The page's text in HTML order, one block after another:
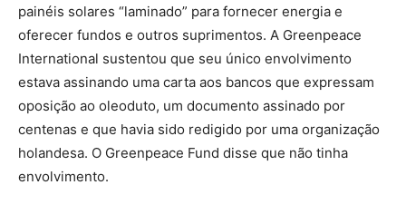
painéis solares “laminado” para fornecer energia e
oferecer fundos e outros suprimentos. A Greenpeace
International sustentou que seu único envolvimento
estava assinando uma carta aos bancos que expressam
oposição ao oleoduto, um documento assinado por
centenas e que havia sido redigido por uma organização
holandesa. O Greenpeace Fund disse que não tinha
envolvimento.